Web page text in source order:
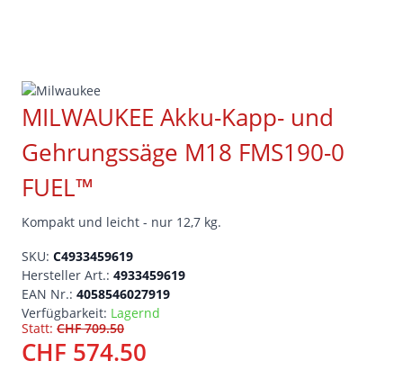
MILWAUKEE Akku-Kapp- und
Gehrungssäge M18 FMS190-0
FUEL™
Kompakt und leicht - nur 12,7 kg.
SKU: C4933459619
Hersteller Art.: 4933459619
EAN Nr.: 4058546027919
Verfügbarkeit: Lagernd
Statt: CHF 709.50
CHF 574.50